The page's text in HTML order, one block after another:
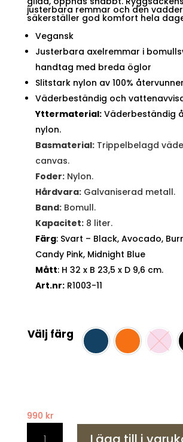
justerbara remmar och den
säkerställer god komfort hela
Vegansk
Justerbara axelremmar i
handtag med breda öglor
Slitstark nylon av 100%
Väderbeständig och
Yttermaterial:Väderbeständig
nylon.
Basmaterial:Trippelbelagd
canvas.
Foder:Nylon.
Hårdvara:Galvaniserad metall.
Band:Bomull.
Kapacitet:8 liter.
Färg: Svart – Black, Avocado,
Candy Pink, Midnight Blue
Mått: H 32 x B 23,5 x D 9,6 cm.
Art.nr:R1003-11
Välj färg
Navy Orange Rosa
990 kr